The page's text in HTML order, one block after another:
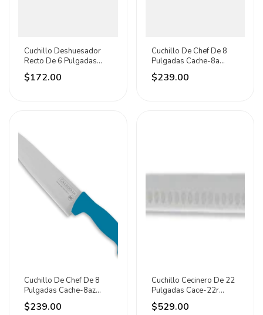
Cuchillo Deshuesador
Recto De 6 Pulgadas
Cader-6a Caledonia
Amarillo
$172.00
Cuchillo De Chef De 8
Pulgadas Cache-8a
Caledonia Amarillo
$239.00
Cuchillo De Chef De 8
Pulgadas Cache-8az
Caledonia Azul
$239.00
Cuchillo Cecinero De 22
Pulgadas Cace-22r
Caledonia Rojo
$529.00